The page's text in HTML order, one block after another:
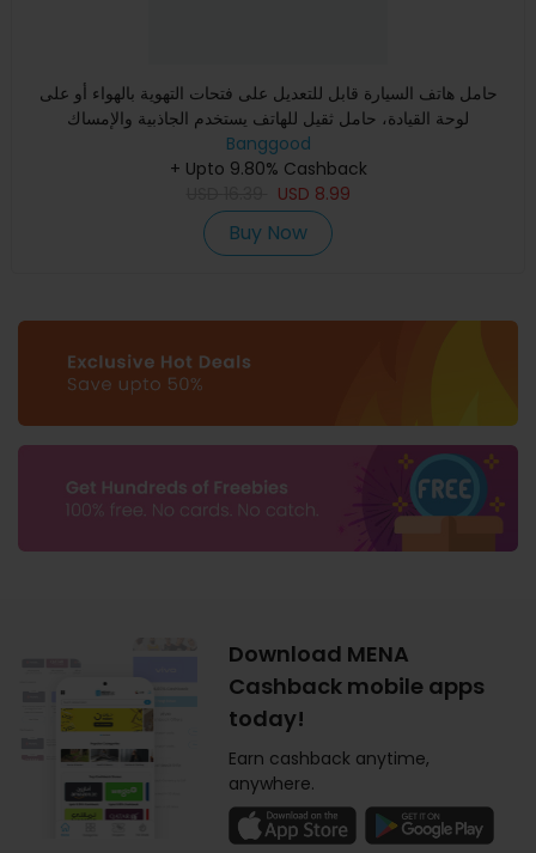
حامل هاتف السيارة قابل للتعديل على فتحات التهوية بالهواء أو على
لوحة القيادة، حامل ثقيل للهاتف يستخدم الجاذبية والإمساك
Banggood
+ Upto 9.80% Cashback
USD 8.99
Buy Now
Download MENA
Cashback mobile apps
today!
Earn cashback anytime,
anywhere.